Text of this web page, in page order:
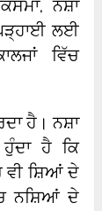
ਨਸ਼ਾ
ਪੜ੍ਹਾਈ ਲਈ
ਵਿੱਚ
ਹੈ। ਨਸ਼ਾ
ਹੈ ਕਿ
ਵੀ ਸ਼ਿਆਂ ਦੇ
ਨਸ਼ਿਆਂ ਦੇ